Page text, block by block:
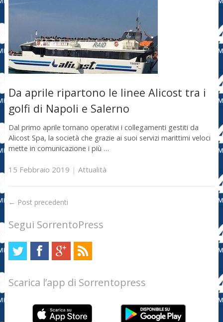
Da aprile ripartono le linee Alicost tra i
golfi di Napoli e Salerno
Dal primo aprile tornano operativi i collegamenti gestiti da
Alicost Spa, la società che grazie ai suoi servizi marittimi veloci
mette in comunicazione i più …
15 Febbraio 2019 | Attualità
← Post precedenti
Segui SorrentoPress
Scarica l’app di Sorrentopress